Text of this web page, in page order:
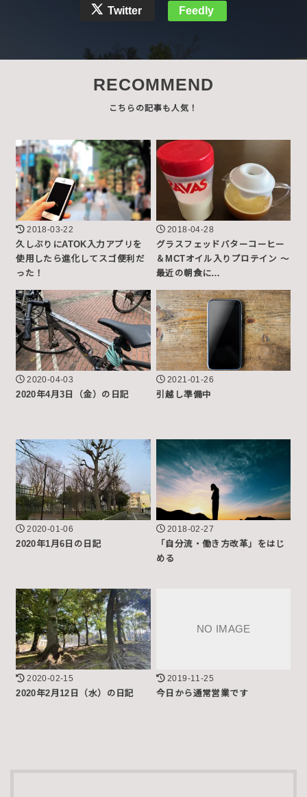
Twitter Feedly
RECOMMEND
2018-03-22
久しぶりにATOK入力アプリを
使用したら進化してスゴ便利だ
った！
2018-04-28
グラスフェッドバターコーヒー
＆MCTオイル入りプロテイン ～
最近の朝食に…
2020-04-03
2020年4月3日（金）の日記
2021-01-26
引越し準備中
2020-01-06
2020年1月6日の日記
2018-02-27
「自分流・働き方改革」をはじ
める
2020-02-15
2020年2月12日（水）の日記
2019-11-25
今日から通常営業です